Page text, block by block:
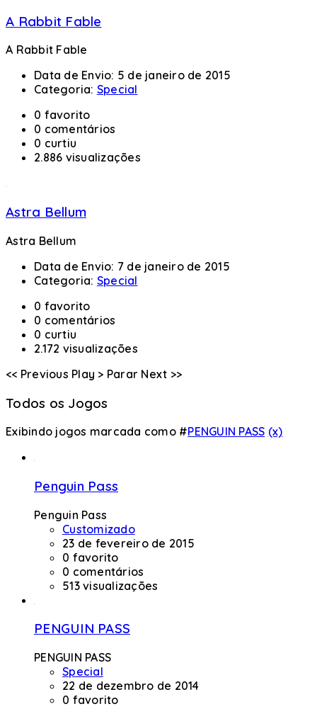
A Rabbit Fable
A Rabbit Fable
Data de Envio: 5 de janeiro de 2015
Categoria: Special
0 favorito
0 comentários
0 curtiu
2.886 visualizações
Astra Bellum
Astra Bellum
Data de Envio: 7 de janeiro de 2015
Categoria: Special
0 favorito
0 comentários
0 curtiu
2.172 visualizações
<< Previous Play > Parar Next >>
Todos os Jogos
Exibindo jogos marcada como #PENGUIN PASS (x)
Penguin Pass
Penguin Pass
Customizado
23 de fevereiro de 2015
0 favorito
0 comentários
513 visualizações
PENGUIN PASS
PENGUIN PASS
Special
22 de dezembro de 2014
0 favorito